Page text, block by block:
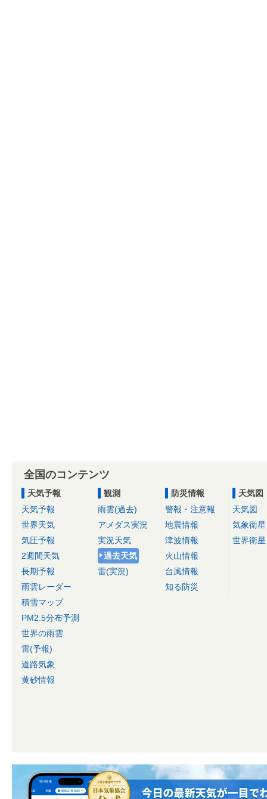
全国のコンテンツ
天気予報
天気予報
世界天気
気圧予報
2週間天気
長期予報
雨雲レーダー
積雪マップ
PM2.5分布予測
世界の雨雲
雷(予報)
道路気象
黄砂情報
観測
雨雲(過去)
アメダス実況
実況天気
過去天気
雷(実況)
防災情報
警報・注意報
地震情報
津波情報
火山情報
台風情報
知る防災
天気図
天気図
気象衛星
世界衛星